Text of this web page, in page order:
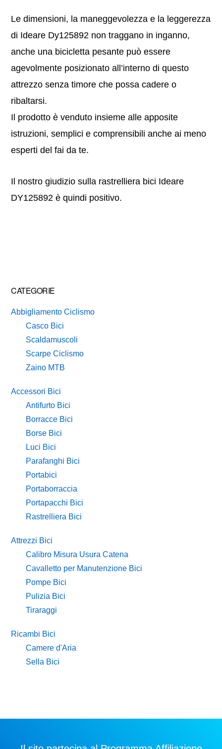
Le dimensioni, la maneggevolezza e la leggerezza
di Ideare Dy125892 non traggano in inganno,
anche una bicicletta pesante può essere
agevolmente posizionato all’interno di questo
attrezzo senza timore che possa cadere o
ribaltarsi.
Il prodotto è venduto insieme alle apposite
istruzioni, semplici e comprensibili anche ai meno
esperti del fai da te.
Il nostro giudizio sulla rastrelliera bici Ideare
DY125892 è quindi positivo.
Primary
Sidebar
CATEGORIE
Abbigliamento Ciclismo
Casco Bici
Scaldamuscoli
Scarpe Ciclismo
Zaino MTB
Accessori Bici
Antifurto Bici
Borracce Bici
Borse Bici
Luci Bici
Parafanghi Bici
Portabici
Portaborraccia
Portapacchi Bici
Rastrelliera Bici
Attrezzi Bici
Calibro Misura Usura Catena
Cavalletto per Manutenzione Bici
Pompe Bici
Pulizia Bici
Tiraraggi
Ricambi Bici
Camere d'Aria
Sella Bici